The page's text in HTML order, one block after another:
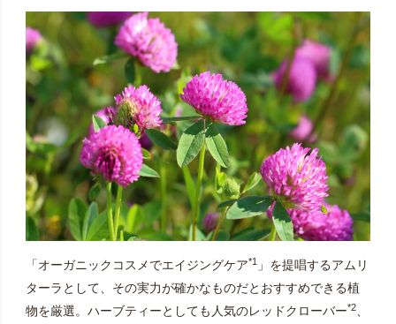
「オーガニックコスメでエイジングケア*1」を提唱するアムリ
ターラとして、その実力が確かなものだとおすすめできる植
物を厳選。ハーブティーとしても人気のレッドクローバー*2、